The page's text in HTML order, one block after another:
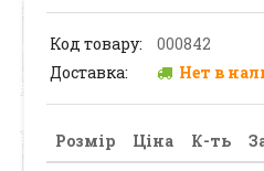
Код товару:
000842
Доставка:
Нет в
Розмір Ціна К-ть